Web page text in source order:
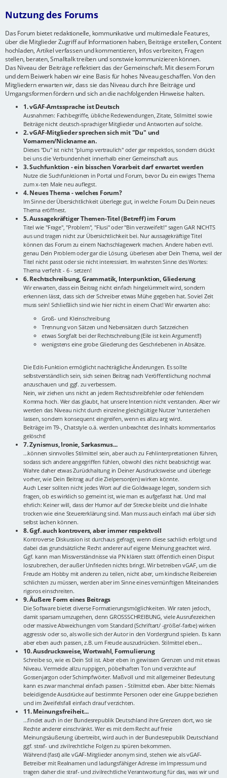
Nutzung des Forums
Das Forum bietet redaktionelle, kommunikative und multimediale Features,
über die Mitglieder Zugriff auf Informationen haben, Beiträge erstellen, Content
hochladen, Artikel verfassen und kommentieren, Infos verbreiten, Fragen
stellen, beraten, Smalltalk treiben und sonstwie kommunizieren können.
Das Niveau der Beiträge reflektiert das der Gemeinschaft. Mit diesem Forum
und dem Beiwerk haben wir eine Basis für hohes Niveau geschaffen. Von den
Mitgliedern erwarten wir, dass sie das Niveau durch ihre Beiträge und
Umgangsformen fördern und sich an die nachfolgenden Hinweise halten.
1. vGAF-Amtssprache ist Deutsch
Ausnahmen: Fachbegriffe, übliche Redewendungen, Zitate, Stilmittel sowie
Beiträge nicht deutsch-sprachiger Mitglieder und Antworten auf solche.
2. vGAF-Mitglieder sprechen sich mit "Du" und
Vornamen/Nickname an.
Dieses "Du" ist nicht "plump vertraulich" oder gar respektlos, sondern drückt
bei uns die Verbundenheit innerhalb einer Gemeinschaft aus.
3. Suchfunktion - ein bisschen Vorarbeit darf erwartet werden
Nutze die Suchfunktionen in Portal und Forum, bevor Du ein ewiges Thema
zum x-ten Male neu auflegst.
4. Neues Thema - welches Forum?
Im Sinne der Übersichtlichkeit überlege gut, in welche Forum Du Dein neues
Thema eröffnest.
5. Aussagekräftiger Themen-Titel (Betreff) im Forum
Titel wie "Frage", "Problem", "Flusi" oder "Bin verzweifelt!" sagen GAR NICHTS
aus und tragen nicht zur Übersichtlichkeit bei. Nur aussagekräftige Titel
können das Forum zu einem Nachschlagewerk machen. Andere haben evtl.
genau Dein Problem oder gar die Lösung, überlesen aber Dein Thema, weil der
Titel nicht passt oder sie nicht interessiert. Im wahrsten Sinne des Wortes:
Thema verfehlt - 6 - setzen!
6. Rechtschreibung, Grammatik, Interpunktion, Gliederung
Wir erwarten, dass ein Beitrag nicht einfach hingelümmelt wird, sondern
erkennen lässt, dass sich der Schreiber etwas Mühe gegeben hat. Soviel Zeit
muss sein! Schließlich sind wie hier nicht in einem Chat! Wir erwarten also:
Groß- und Kleinschreibung
Trennung von Sätzen und Nebensätzen durch Satzzeichen
etwas Sorgfalt bei der Rechtschreibung (Eile ist kein Argument!!)
wenigstens eine grobe Gliederung des Geschriebenen in Absätze.
Die Edit-Funktion ermöglicht nachträgliche Änderungen. Es sollte
selbstverständlich sein, sich seinen Beitrag nach Veröffentlichung nochmal
anzuschauen und ggf. zu verbessern.
Nein, wir ziehen uns nicht an jedem Rechtschreibfehler oder fehlendem
Komma hoch. Wer das glaubt, hat unsere Intention nicht verstanden. Aber wir
werden das Niveau nicht durch einzelne gleichgültige Nutzer 'runterziehen
lassen, sondern konsequent eingreifen, wenn es allzu arg wird.
Beiträge im T9-, Chatstyle o.ä. werden unbeachtet des Inhalts kommentarlos
gelöscht!
7. Zynismus, Ironie, Sarkasmus...
...können sinnvolles Stilmittel sein, aber auch zu Fehlinterpretationen führen,
sodass sich andere angegriffen fühlen, obwohl dies nicht beabsichtigt war.
Wahre daher etwas Zurückhaltung in Deiner Ausdrucksweise und überlege
vorher, wie Dein Beitrag auf die Zielperson(en) wirken könnte.
Auch Leser sollten nicht jedes Wort auf die Goldwaage legen, sondern sich
fragen, ob es wirklich so gemeint ist, wie man es aufgefasst hat. Und mal
ehrlich: Keiner will, dass der Humor auf der Strecke bleibt und die Inhalte
trocken wie eine Steuererklärung sind. Man muss auch einfach mal über sich
selbst lachen können.
8. Ggf. auch kontrovers, aber immer respektvoll
Kontroverse Diskussion ist durchaus gefragt, wenn diese sachlich erfolgt und
dabei das grundsätzliche Recht anderer auf eigene Meinung geachtet wird.
Ggf. kann man Missverständnisse via PN klären statt öffentlich einen Disput
loszubrechen, der außer Unfrieden nichts bringt. Wir betreiben vGAF, um die
Freude am Hobby mit anderen zu teilen, nicht aber, um kindische Reibereien
schlichten zu müssen, werden aber im Sinne eines vernünftigen Miteinanders
rigoros einschreiten.
9. Äußere Form eines Beitrags
Die Software bietet diverse Formatierungsmöglichkeiten. Wir raten jedoch,
damit sparsam umzugehen, denn GROSSSCHREIBUNG, viele Ausrufezeichen
oder massive Abweichungen vom Standard (Schriftart/ -größe/-farbe) wirken
aggressiv oder so, als wolle sich der Autor in den Vordergrund spielen. Es kann
aber eben auch passen, z.B. um Freude auszudrücken. Stilmittel eben...
10. Ausdrucksweise, Wortwahl, Formulierung
Schreibe so, wie es Dein Stil ist. Aber eben in gewissen Grenzen und mit etwas
Niveau. Vermeide allzu ruppigen, pöbelhaften Ton und verzichte auf
Gossenjargon oder Schimpfwörter. Maßvoll und mit allgemeiner Bedeutung
kann es zwar manchmal einfach passen - Stilmittel eben. Aber bitte: Niemals
beleidigende Ausdrücke auf bestimmte Personen oder eine Gruppe beziehen
und im Zweifelsfall einfach drauf verzichten.
11. Meinungsfreiheit...
...findet auch in der Bundesrepublik Deutschland ihre Grenzen dort, wo sie
Rechte anderer einschränkt. Wer es mit dem Recht auf freie
Meinungsäußerung übertreibt, wird auch in der Bundesrepublik Deutschland
ggf. straf- und zivilrechtliche Folgen zu spüren bekommen.
Während (fast) alle vGAF-Mitglieder anonym sind, stehen wie als vGAF-
Betreiber mit Realnamen und ladungsfähiger Adresse im Impressum und
tragen daher die straf- und zivilrechtliche Verantwortung für das, was wir und